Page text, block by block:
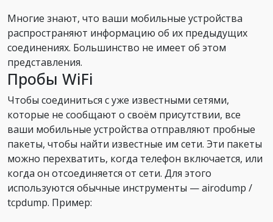
Многие знают, что ваши мобильные устройства
распространяют информацию об их предыдущих
соединениях. Большинство не имеет об этом
представления.
Пробы WiFi
Чтобы соединиться с уже известными сетями,
которые не сообщают о своём присутствии, все
ваши мобильные устройства отправляют пробные
пакеты, чтобы найти известные им сети. Эти пакеты
можно перехватить, когда телефон включается, или
когда он отсоединяется от сети. Для этого
используются обычные инструменты — airodump /
tcpdump. Пример: